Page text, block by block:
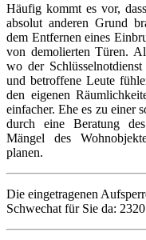
Häufig kommt es vor,
absolut anderen Grund
dem Entfernen eines
von demolierten Türen.
wo der
und betroffene Leute
den eigenen
einfacher. Ehe es zu einer
durch eine Beratung
Mängel des
planen.
Die eingetragenen
Schwechat für Sie da: 2320